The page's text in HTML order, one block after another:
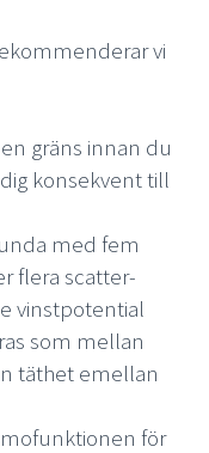
vi
gräns innan du
konsekvent till
med fem
flera scatter-
vinstpotential
som mellan
täthet emellan
för